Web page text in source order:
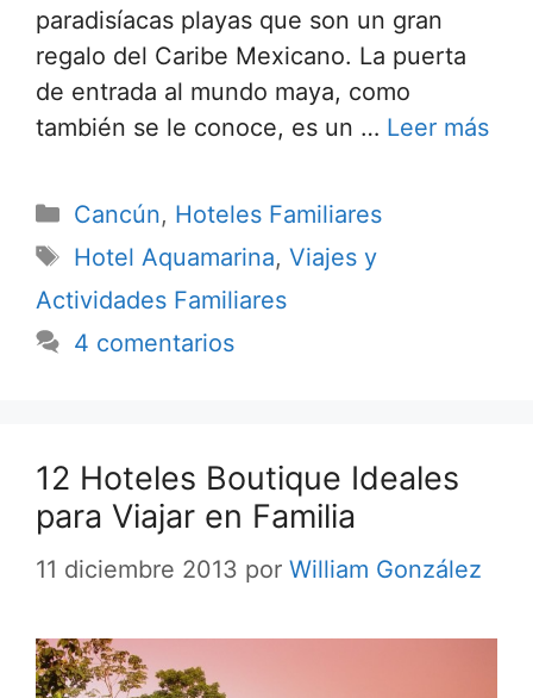
paradisíacas playas que son un gran
regalo del Caribe Mexicano. La puerta
de entrada al mundo maya, como
también se le conoce, es un … Leer más
Categorías
Cancún, Hoteles Familiares
Etiquetas
Hotel Aquamarina, Viajes y
Actividades Familiares
4 comentarios
12 Hoteles Boutique Ideales
para Viajar en Familia
11 diciembre 2013 por William González